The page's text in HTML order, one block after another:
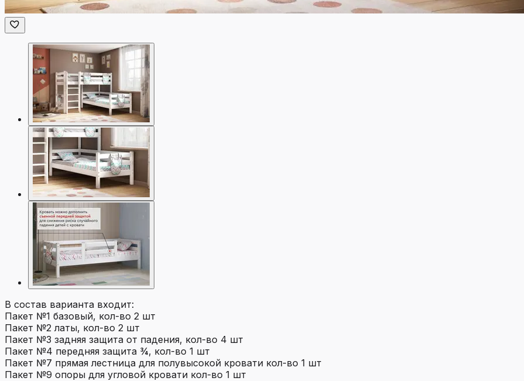
В состав варианта входит:
Пакет №1 базовый, кол-во 2 шт
Пакет №2 латы, кол-во 2 шт
Пакет №3 задняя защита от падения, кол-во 4 шт
Пакет №4 передняя защита ¾, кол-во 1 шт
Пакет №7 прямая лестница для полувысокой кровати кол-во 1 шт
Пакет №9 опоры для угловой кровати кол-во 1 шт